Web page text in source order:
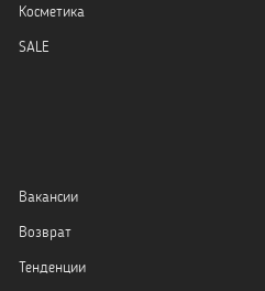
Косметика
SALE
Вакансии
Возврат
Тенденции